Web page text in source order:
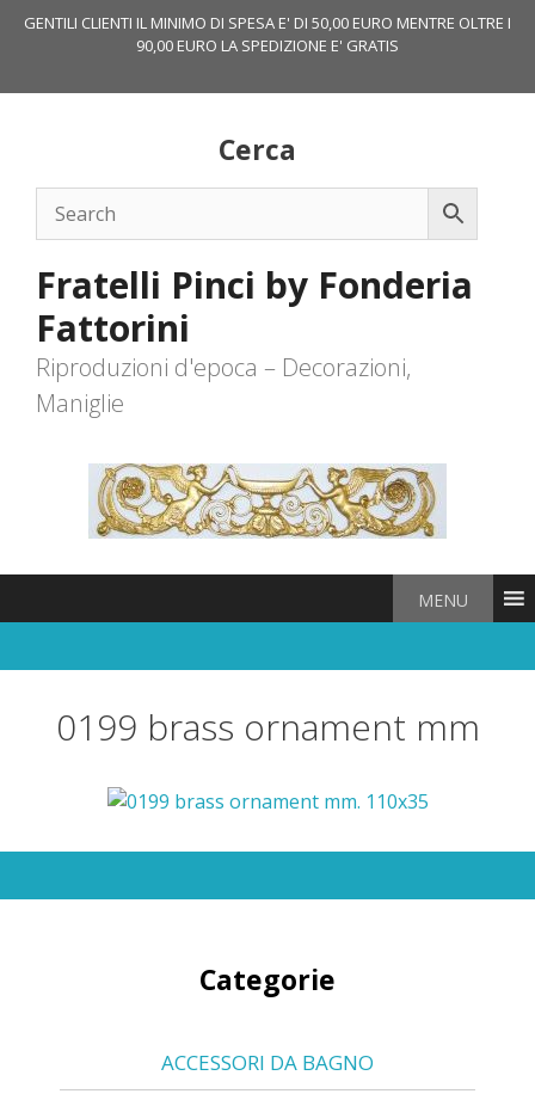
GENTILI CLIENTI IL MINIMO DI SPESA E' DI 50,00 EURO MENTRE OLTRE I
90,00 EURO LA SPEDIZIONE E' GRATIS
Cerca
Fratelli Pinci by Fonderia
Fattorini
Riproduzioni d'epoca – Decorazioni,
Maniglie
MENU
0199 brass ornament mm
Categorie
ACCESSORI DA BAGNO